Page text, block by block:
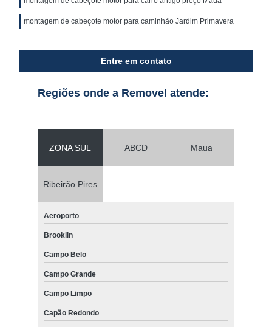
montagem de cabeçote motor para caminhão Jardim Primavera
Entre em contato
Regiões onde a Removel atende:
ZONA SUL ABCD Maua
Ribeirão Pires
Aeroporto
Brooklin
Campo Belo
Campo Grande
Campo Limpo
Capão Redondo